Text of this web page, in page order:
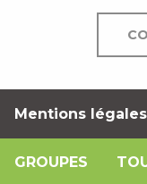
Mentions légales
GROUPES